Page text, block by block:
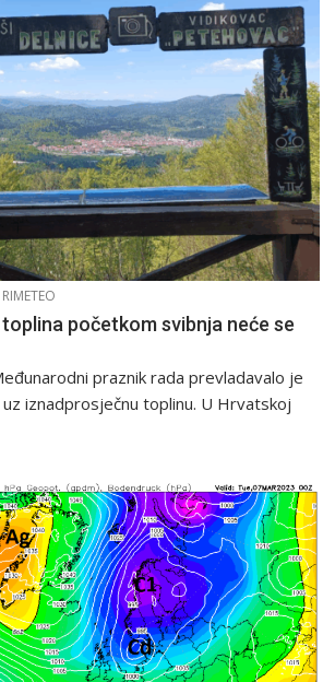
RIMETEO
početkom svibnja neće se
praznik rada prevladavalo je
iznadprosječnu toplinu. U Hrvatskoj